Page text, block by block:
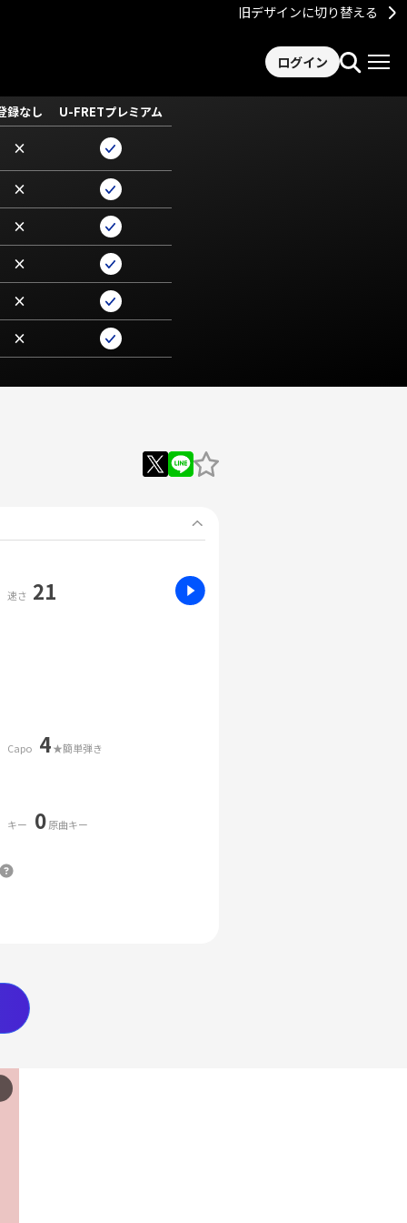
旧デザインに切り替える
ログイン
録なし U-FRETプレミアム
×
×
×
×
×
×
速さ 21
Capo 4★簡単弾き
キー 0原曲キー